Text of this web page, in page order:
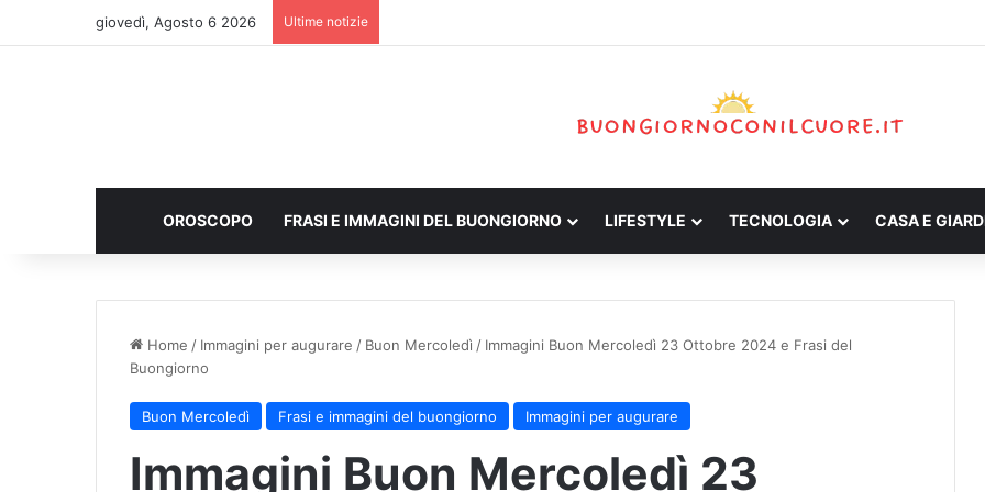
giovedì, Agosto 6 2026 Ultime notizie
OROSCOPO FRASI E IMMAGINI DEL BUONGIORNO LIFESTYLE TECNOLOGIA CASA E
Home / Immagini per augurare / Buon Mercoledì / Immagini Buon Mercoledì 23 Ottobre 2024 e Frasi del
Buongiorno
Buon Mercoledì Frasi e immagini del buongiorno Immagini per augurare
Immagini Buon Mercoledì 23